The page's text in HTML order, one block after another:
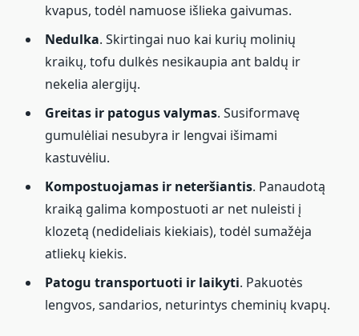
kvapus, todėl namuose išlieka gaivumas.
Nedulka. Skirtingai nuo kai kurių molinių
kraikų, tofu dulkės nesikaupia ant baldų ir
nekelia alergijų.
Greitas ir patogus valymas. Susiformavę
gumulėliai nesubyra ir lengvai išimami
kastuvėliu.
Kompostuojamas ir neteršiantis. Panaudotą
kraiką galima kompostuoti ar net nuleisti į
klozetą (nedideliais kiekiais), todėl sumažėja
atliekų kiekis.
Patogu transportuoti ir laikyti. Pakuotės
lengvos, sandarios, neturintys cheminių kvapų.